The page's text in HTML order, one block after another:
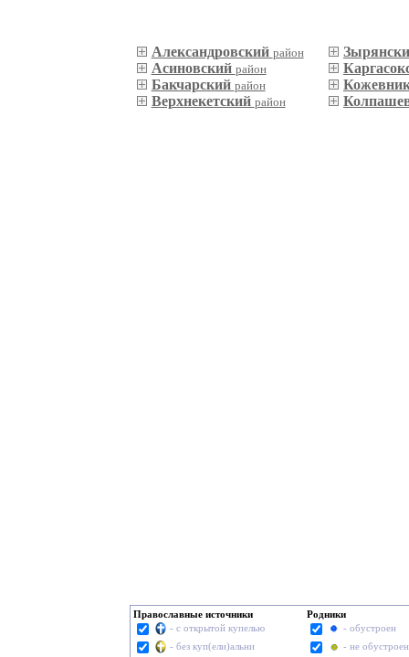
Александровский район
Асиновский район
Бакчарский район
Верхнекетский район
Православные источники
- с открытой купелью
- без куп(ели)альни
Родники
- обустроен
- не обустроен